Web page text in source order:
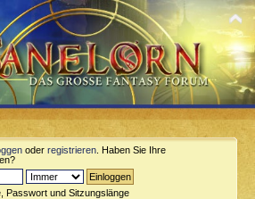
oder registrieren . Haben Sie Ihre
Passwort und Sitzungslänge